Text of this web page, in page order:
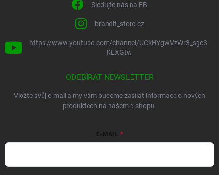
Sledujte nás na FB
brandit_store.cz
https://www.youtube.com/channel/UCkHYgwVzWr3_sgc3-
KEXGtw
ODEBÍRAT NEWSLETTER
Vložte svůj e-mail a my vám budeme zasílat informace o nových
produktech na našem e-shopu.
E-MAIL